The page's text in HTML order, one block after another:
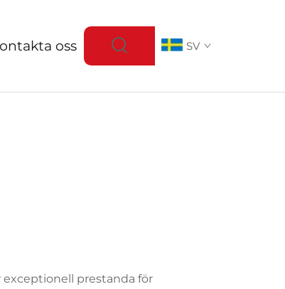
oss SV
prestanda för